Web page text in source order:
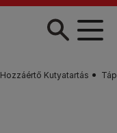
Hozzáértő Kutyatartás